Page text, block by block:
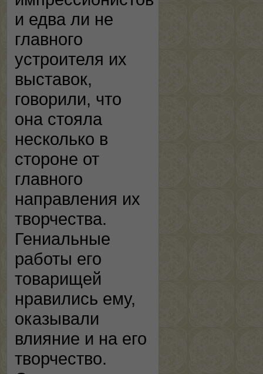
и едва ли не
главного
устроителя их
выставок,
говорили, что
она стояла
несколько в
стороне от
главного
направления их
творчества.
Гениальные
работы его
товарищей
нравились ему,
оказывали
влияние и на его
творчество.